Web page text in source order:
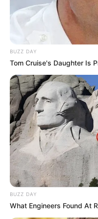
embargo, de acuerdo
ejemplares que
fueron
Estados Unidos en la
BUZZ DAY
Tom Cruise's Daughter Is
BUZZ DAY
What Engineers Found At